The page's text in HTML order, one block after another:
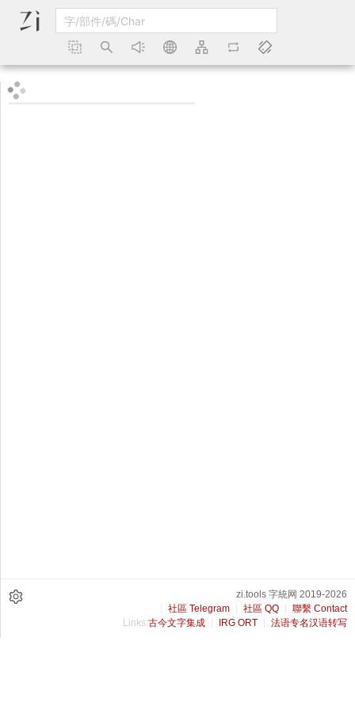
zi.tools 字統网 2019-2026
社區 Telegram
社區 QQ
聯繫 Contact
Links:古今文字集成 IRG ORT 法语专名汉语转写